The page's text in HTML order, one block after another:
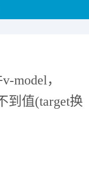
model，
到值(target换